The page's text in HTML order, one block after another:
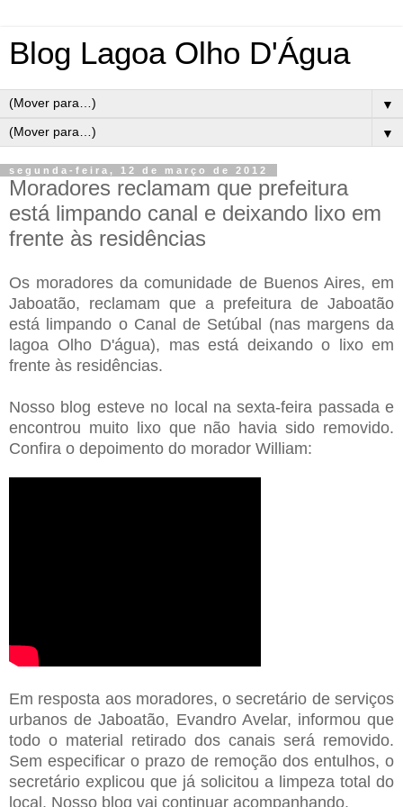
Blog Lagoa Olho D'Água
▼
▼
segunda-feira, 12 de março de 2012
Moradores reclamam que prefeitura
está limpando canal e deixando lixo em
frente às residências
Os moradores da comunidade de Buenos Aires, em
Jaboatão, reclamam que a prefeitura de Jaboatão
está limpando o Canal de Setúbal (nas margens da
lagoa Olho D'água), mas está deixando o lixo em
frente às residências.
Nosso blog esteve no local na sexta-feira passada e
encontrou muito lixo que não havia sido removido.
Confira o depoimento do morador William:
Em resposta aos moradores, o secretário de serviços
urbanos de Jaboatão, Evandro Avelar, informou que
todo o material retirado dos canais será removido.
Sem especificar o prazo de remoção dos entulhos, o
secretário explicou que já solicitou a limpeza total do
local. Nosso blog vai continuar acompanhando.